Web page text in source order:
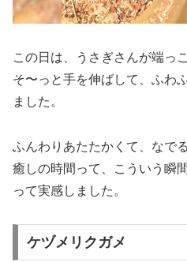
この日は、うさぎさんが端っ
そ〜っと手を伸ばして、ふわ
ました。
ふんわりあたたかくて、なで
癒しの時間って、こういう瞬
って実感しました。
ケヅメリクガメ